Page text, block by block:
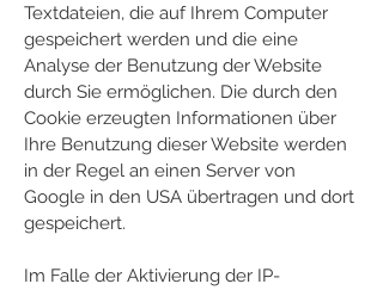
Textdateien, die auf Ihrem Computer
gespeichert werden und die eine
Analyse der Benutzung der Website
durch Sie ermöglichen. Die durch den
Cookie erzeugten Informationen über
Ihre Benutzung dieser Website werden
in der Regel an einen Server von
Google in den USA übertragen und dort
gespeichert.
Im Falle der Aktivierung der IP-